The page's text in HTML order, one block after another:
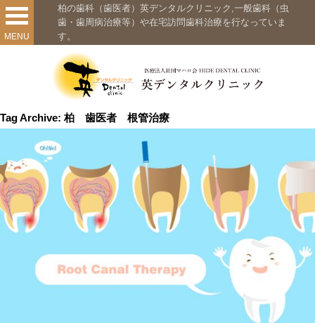
MENU
柏の歯科（歯医者）英デンタルクリニック,一般歯科（虫
歯・歯周病治療等）や在宅訪問歯科治療を行なっていま
す。
Tag Archive: 柏 歯医者 根管治療